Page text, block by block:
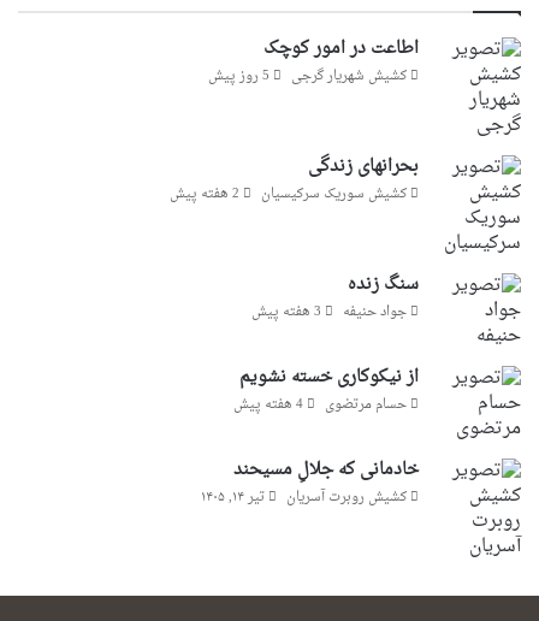
اطاعت در امور کوچک
کشیش شهریار گرجى 5 روز پیش
بحرانهای زندگی
کشیش سوریک سرکیسیان 2 هفته پیش
سنگ زنده
جواد حنیفه 3 هفته پیش
از نیکوکاری خسته نشویم
حسام مرتضوی 4 هفته پیش
خادمانی که جلالِ مسیحند
کشیش روبرت آسریان تیر ۱۴, ۱۴۰۵